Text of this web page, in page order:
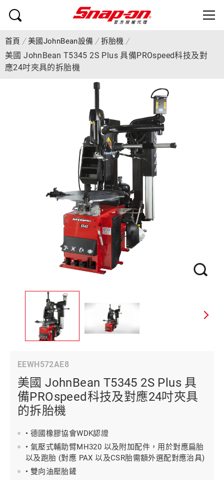
首頁 美國JohnBean設備 拆胎機
美國 JohnBean T5345 2S Plus 具備PROspeed科技及對
應24吋夾具的拆胎機
EEWH572AE8
美國 JohnBean T5345 2S Plus 具
備PROspeed科技及對應24吋夾具
的拆胎機
• 德國橡膠協會WDK認證
• 氣壓式輔助臂MH320 以及附加配件，用於對應扁胎
以及跑胎 (對應 PAX 以及CSR胎需額外選配對應治具)
• 雙向油壓胎鏟